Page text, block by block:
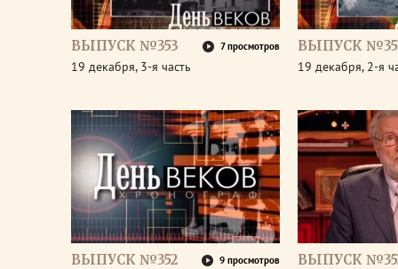
ВЫПУСК №353 7 просмотров
19 декабря, 3-я часть
ВЫПУСК
19 декабря, 2-я
ВЫПУСК №352 9 просмотров ВЫПУСК